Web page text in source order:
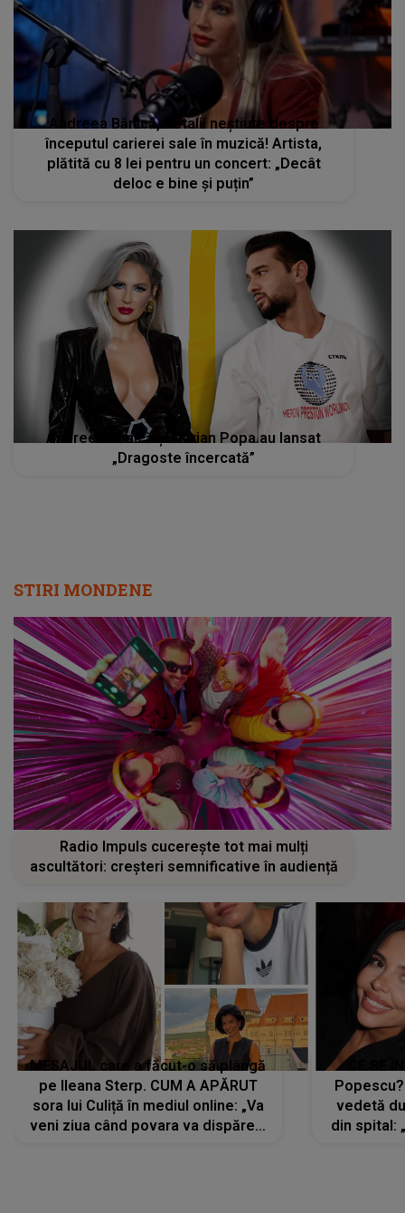
Andreea Bănică, detalii neștiute despre
începutul carierei sale în muzică! Artista,
plătită cu 8 lei pentru un concert: „Decât
deloc e bine și puțin”
Andreea Bănică și Dorian Popa au lansat
„Dragoste încercată”
STIRI MONDENE
Radio Impuls cucerește tot mai mulți
ascultători: creșteri semnificative în audiență
MESAJUL care a făcut-o să plângă
pe Ileana Sterp. CUM A APĂRUT
sora lui Culiță în mediul online: „Va
veni ziua când povara va dispărea,
vedetă
din spital: